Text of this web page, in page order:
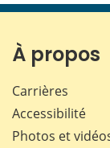
À propos
Carrières
Accessibilité
Photos et